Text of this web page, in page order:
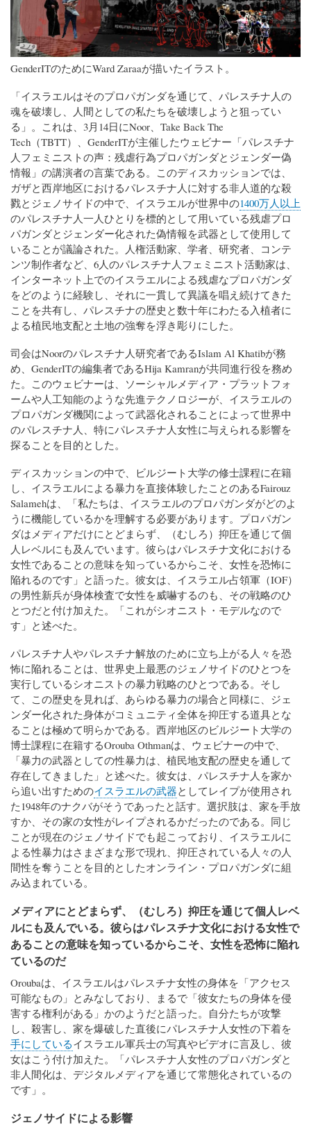
GenderITのためにWard Zaraaが描いたイラスト。
「イスラエルはそのプロパガンダを通じて、パレスチナ人の
魂を破壊し、人間としての私たちを破壊しようと狙ってい
る」。これは、3月14日にNoor、Take Back The
Tech（TBTT）、GenderITが主催したウェビナー「パレスチナ
人フェミニストの声：残虐行為プロパガンダとジェンダー偽
情報」の講演者の言葉である。このディスカッションでは、
ガザと西岸地区におけるパレスチナ人に対する非人道的な殺
戮とジェノサイドの中で、イスラエルが世界中の1400万人以上
のパレスチナ人一人ひとりを標的として用いている残虐プロ
パガンダとジェンダー化された偽情報を武器として使用して
いることが議論された。人権活動家、学者、研究者、コンテ
ンツ制作者など、6人のパレスチナ人フェミニスト活動家は、
インターネット上でのイスラエルによる残虐なプロパガンダ
をどのように経験し、それに一貫して異議を唱え続けてきた
ことを共有し、パレスチナの歴史と数十年にわたる入植者に
よる植民地支配と土地の強奪を浮き彫りにした。
司会はNoorのパレスチナ人研究者であるIslam Al Khatibが務
め、GenderITの編集者であるHija Kamranが共同進行役を務め
た。このウェビナーは、ソーシャルメディア・プラットフォ
ームや人工知能のような先進テクノロジーが、イスラエルの
プロパガンダ機関によって武器化されることによって世界中
のパレスチナ人、特にパレスチナ人女性に与えられる影響を
探ることを目的とした。
ディスカッションの中で、ビルジート大学の修士課程に在籍
し、イスラエルによる暴力を直接体験したことのあるFairouz
Salamehは、「私たちは、イスラエルのプロパガンダがどのよ
うに機能しているかを理解する必要があります。プロパガン
ダはメディアだけにとどまらず、（むしろ）抑圧を通じて個
人レベルにも及んでいます。彼らはパレスチナ文化における
女性であることの意味を知っているからこそ、女性を恐怖に
陥れるのです」と語った。彼女は、イスラエル占領軍（IOF）
の男性新兵が身体検査で女性を威嚇するのも、その戦略のひ
とつだと付け加えた。「これがシオニスト・モデルなので
す」と述べた。
パレスチナ人やパレスチナ解放のために立ち上がる人々を恐
怖に陥れることは、世界史上最悪のジェノサイドのひとつを
実行しているシオニストの暴力戦略のひとつである。そし
て、この歴史を見れば、あらゆる暴力の場合と同様に、ジェ
ンダー化された身体がコミュニティ全体を抑圧する道具とな
ることは極めて明らかである。西岸地区のビルジート大学の
博士課程に在籍するOrouba Othmanは、ウェビナーの中で、
「暴力の武器としての性暴力は、植民地支配の歴史を通して
存在してきました」と述べた。彼女は、パレスチナ人を家か
ら追い出すためのイスラエルの武器としてレイプが使用され
た1948年のナクバがそうであったと話す。選択肢は、家を手放
すか、その家の女性がレイプされるかだったのである。同じ
ことが現在のジェノサイドでも起こっており、イスラエルに
よる性暴力はさまざまな形で現れ、抑圧されている人々の人
間性を奪うことを目的としたオンライン・プロパガンダに組
み込まれている。
メディアにとどまらず、（むしろ）抑圧を通じて個人レベ
ルにも及んでいる。彼らはパレスチナ文化における女性で
あることの意味を知っているからこそ、女性を恐怖に陥れ
ているのだ
Oroubaは、イスラエルはパレスチナ女性の身体を「アクセス
可能なもの」とみなしており、まるで「彼女たちの身体を侵
害する権利がある」かのようだと語った。自分たちが攻撃
し、殺害し、家を爆破した直後にパレスチナ人女性の下着を
手にしているイスラエル軍兵士の写真やビデオに言及し、彼
女はこう付け加えた。「パレスチナ人女性のプロパガンダと
非人間化は、デジタルメディアを通じて常態化されているの
です」。
ジェノサイドによる影響